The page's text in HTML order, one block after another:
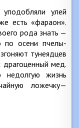
улей
есть «фараон».
рода знать —
по осени пчелы-
тунеядцев
драгоценный мед.
жизнь
ложечку—